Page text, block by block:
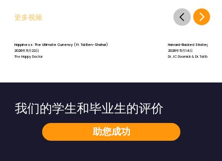
更多视频
Happiness: The Ultimate Currency (ft. Tal Ben-Shahar)
2026年5月22日
The Happy Doctor
Harvard-Backed Strategies for
2026年5月14日
Dr. JC Doornick & Dr. Tal Ben-
助您成功
我们的学生和毕业生的评价